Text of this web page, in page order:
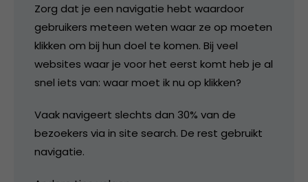
Zorg dat je een navigatie hebt waardoor
gebruikers meteen weten waar ze op moeten
klikken om bij hun doel te komen. Bij veel
websites waar je voor het eerst komt heb je al
snel iets van: waar moet ik nu op klikken?
Vaak navigeert slechts dan 30% van de
bezoekers via in site search. De rest gebruikt
navigatie.